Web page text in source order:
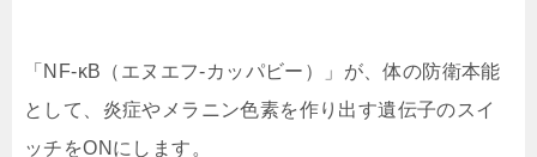
「NF-κB（エヌエフ-カッパビー）」が、体の防衛本能
として、炎症やメラニン色素を作り出す遺伝子のスイ
ッチをONにします。